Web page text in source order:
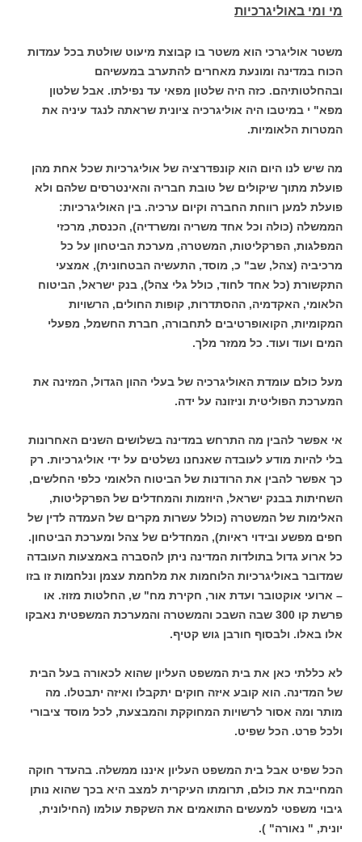
מי ומי באוליגרכיות
משטר אוליגרכי הוא משטר בו קבוצת מיעוט שולטת בכל עמדות
הכוח במדינה ומונעת מאחרים להתערב במעשיהם
ובהחלטותיהם. כזה היה שלטון מפאי עד נפילתו. אבל שלטון
מפא" י במיטבו היה אוליגרכיה ציונית שראתה לנגד עיניה את
המטרות הלאומיות.
מה שיש לנו היום הוא קונפדרציה של אוליגרכיות שכל אחת מהן
פועלת מתוך שיקולים של טובת חבריה והאינטרסים שלהם ולא
פועלת למען רווחת החברה וקיום ערכיה. בין האוליגרכיות:
הממשלה (כולה וכל אחד משריה ומשרדיה), הכנסת, מרכזי
המפלגות, הפרקליטות, המשטרה, מערכת הביטחון על כל
מרכיביה (צהל, שב" כ, מוסד, התעשיה הבטחונית), אמצעי
התקשורת (כל אחד לחוד, כולל גלי צהל), בנק ישראל, הביטוח
הלאומי, האקדמיה, ההסתדרות, קופות החולים, הרשויות
המקומיות, הקואופרטיבים לתחבורה, חברת החשמל, מפעלי
המים ועוד ועוד. כל ממזר מלך.
מעל כולם עומדת האוליגרכיה של בעלי ההון הגדול, המזינה את
המערכת הפוליטית וניזונה על ידה.
אי אפשר להבין מה התרחש במדינה בשלושים השנים האחרונות
בלי להיות מודע לעובדה שאנחנו נשלטים על ידי אוליגרכיות. רק
כך אפשר להבין את הרודנות של הביטוח הלאומי כלפי החלשים,
השחיתות בבנק ישראל, היוזמות והמחדלים של הפרקליטות,
האלימות של המשטרה (כולל עשרות מקרים של העמדה לדין של
חפים מפשע ובידוי ראיות), המחדלים של צהל ומערכת הביטחון.
כל ארוע גדול בתולדות המדינה ניתן להסברה באמצעות העובדה
שמדובר באוליגרכיות הלוחמות את מלחמת עצמן ונלחמות זו בזו
– ארועי אוקטובר ועדת אור, חקירת מח" ש, החלטות מזוז. או
פרשת קו 300 שבה השבכ והמשטרה והמערכת המשפטית נאבקו
אלו באלו. ולבסוף חורבן גוש קטיף.
לא כללתי כאן את בית המשפט העליון שהוא לכאורה בעל הבית
של המדינה. הוא קובע איזה חוקים יתקבלו ואיזה יתבטלו. מה
מותר ומה אסור לרשויות המחוקקת והמבצעת, לכל מוסד ציבורי
ולכל פרט. הכל שפיט.
הכל שפיט אבל בית המשפט העליון איננו ממשלה. בהעדר חוקה
המחייבת את כולם, תרומתו העיקרית למצב היא בכך שהוא נותן
גיבוי משפטי למעשים התואמים את השקפת עולמו (החילונית,
יונית, " נאורה" ).